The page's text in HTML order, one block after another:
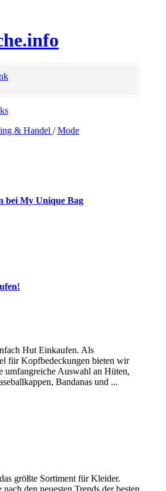
& Handel / Mode
bei My Unique Bag
Hut Einkaufen. Als
für Kopfbedeckungen bieten wir
umfangreiche Auswahl an Hüten,
Bandanas und ...
größte Sortiment für Kleider.
den neuesten Trends der besten